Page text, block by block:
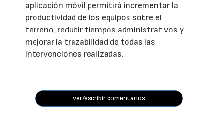
aplicación móvil permitirá incrementar la
productividad de los equipos sobre el
terreno, reducir tiempos administrativos y
mejorar la trazabilidad de todas las
intervenciones realizadas.
ver/escribir comentarios